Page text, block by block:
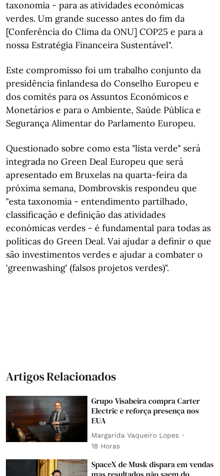
taxonomia - para as atividades económicas
verdes. Um grande sucesso antes do fim da
[Conferência do Clima da ONU] COP25 e para a
nossa Estratégia Financeira Sustentável".
Este compromisso foi um trabalho conjunto da
presidência finlandesa do Conselho Europeu e
dos comités para os Assuntos Económicos e
Monetários e para o Ambiente, Saúde Pública e
Segurança Alimentar do Parlamento Europeu.
Questionado sobre como esta "lista verde" será
integrada no Green Deal Europeu que será
apresentado em Bruxelas na quarta-feira da
próxima semana, Dombrovskis respondeu que
"esta taxonomia - entendimento partilhado,
classificação e definição das atividades
económicas verdes - é fundamental para todas as
políticas do Green Deal. Vai ajudar a definir o que
são investimentos verdes e ajudar a combater o
'greenwashing' (falsos projetos verdes)".
Artigos Relacionados
Grupo Visabeira compra Carter
Electric e reforça presença nos
EUA
Margarida Vaqueiro Lopes
18 Horas
SpaceX de Musk dispara em vendas